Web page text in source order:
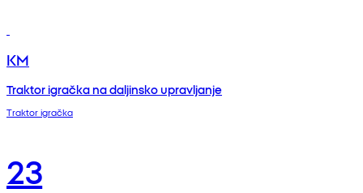
KM
Traktor igračka na daljinsko upravljanje
Traktor igračka
23